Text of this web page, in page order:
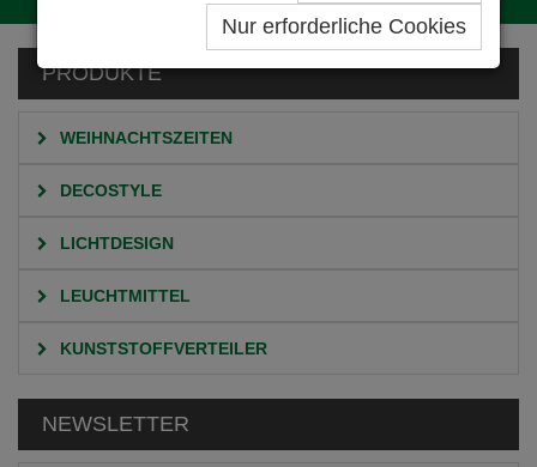
Nur erforderliche Cookies
PRODUKTE
WEIHNACHTSZEITEN
DECOSTYLE
LICHTDESIGN
LEUCHTMITTEL
KUNSTSTOFFVERTEILER
NEWSLETTER